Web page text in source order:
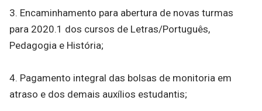
3. Encaminhamento para abertura de novas turmas
para 2020.1 dos cursos de Letras/Português,
Pedagogia e História;
4. Pagamento integral das bolsas de monitoria em
atraso e dos demais auxílios estudantis;